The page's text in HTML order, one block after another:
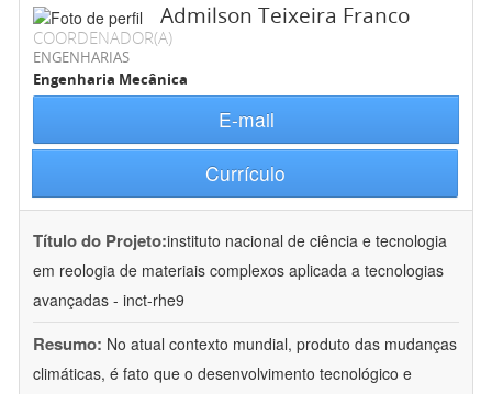
Admilson Teixeira Franco
COORDENADOR(A)
ENGENHARIAS
Engenharia Mecânica
E-mail
Currículo
Título do Projeto:instituto nacional de ciência e tecnologia
em reologia de materiais complexos aplicada a tecnologias
avançadas - inct-rhe9
Resumo: No atual contexto mundial, produto das mudanças
climáticas, é fato que o desenvolvimento tecnológico e